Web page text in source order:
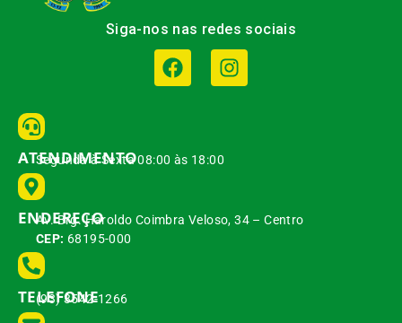
Siga-nos nas redes sociais
ATENDIMENTO
Segunda à Sexta 08:00 às 18:00
ENDEREÇO
Av. Brg. Haroldo Coimbra Veloso, 34 – Centro
CEP: 68195-000
TELEFONE
(93) 3542-1266